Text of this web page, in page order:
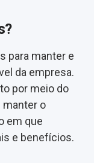
para manter e
da empresa.
por meio do
manter o
em que
e benefícios.